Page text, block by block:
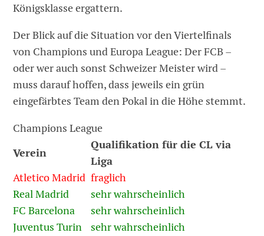
Königsklasse ergattern.
Der Blick auf die Situation vor den Viertelfinals
von Champions und Europa League: Der FCB –
oder wer auch sonst Schweizer Meister wird –
muss darauf hoffen, dass jeweils ein grün
eingefärbtes Team den Pokal in die Höhe stemmt.
Champions League
Verein
Qualifikation für die CL via
Liga
Atletico Madrid fraglich
Real Madrid
sehr wahrscheinlich
FC Barcelona
sehr wahrscheinlich
Juventus Turin
sehr wahrscheinlich